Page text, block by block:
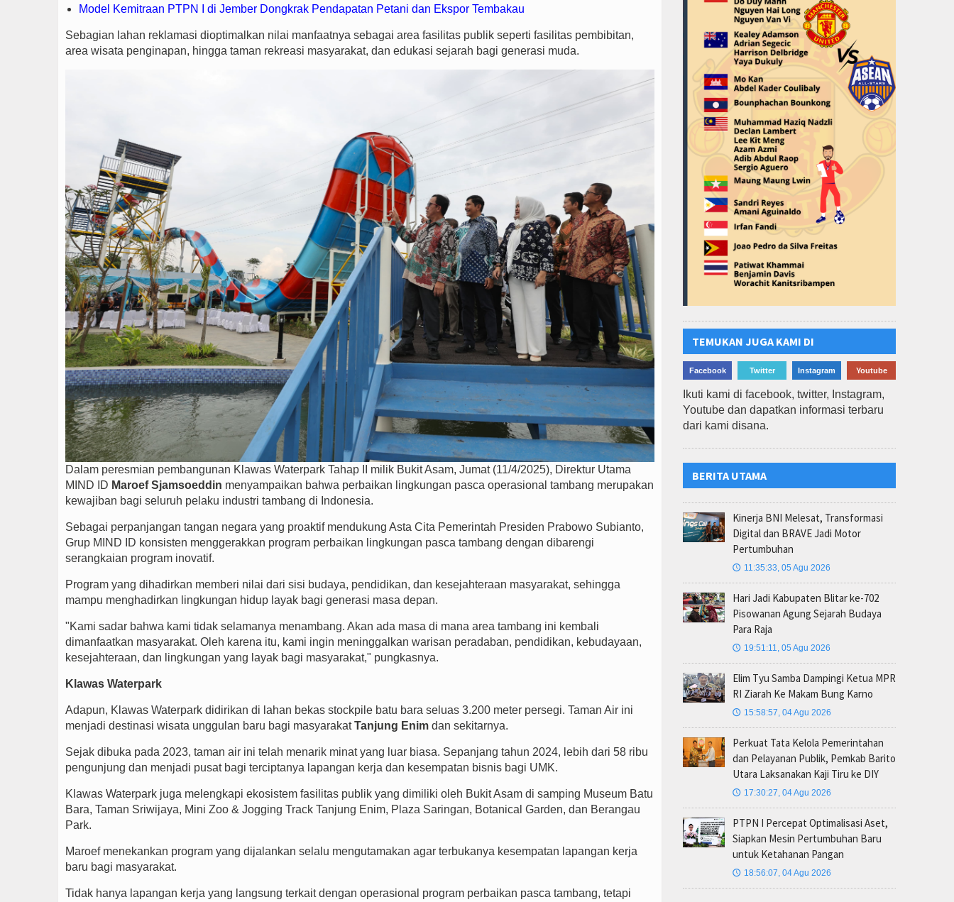
Model Kemitraan PTPN I di Jember Dongkrak Pendapatan Petani dan Ekspor Tembakau
Sebagian lahan reklamasi dioptimalkan nilai manfaatnya sebagai area fasilitas publik seperti fasilitas pembibitan,
area wisata penginapan, hingga taman rekreasi masyarakat, dan edukasi sejarah bagi generasi muda.
Dalam peresmian pembangunan Klawas Waterpark Tahap II milik Bukit Asam, Jumat (11/4/2025), Direktur Utama
MIND ID Maroef Sjamsoeddin menyampaikan bahwa perbaikan lingkungan pasca operasional tambang merupakan
kewajiban bagi seluruh pelaku industri tambang di Indonesia.
Sebagai perpanjangan tangan negara yang proaktif mendukung Asta Cita Pemerintah Presiden Prabowo Subianto,
Grup MIND ID konsisten menggerakkan program perbaikan lingkungan pasca tambang dengan dibarengi
serangkaian program inovatif.
Program yang dihadirkan memberi nilai dari sisi budaya, pendidikan, dan kesejahteraan masyarakat, sehingga
mampu menghadirkan lingkungan hidup layak bagi generasi masa depan.
"Kami sadar bahwa kami tidak selamanya menambang. Akan ada masa di mana area tambang ini kembali
dimanfaatkan masyarakat. Oleh karena itu, kami ingin meninggalkan warisan peradaban, pendidikan, kebudayaan,
kesejahteraan, dan lingkungan yang layak bagi masyarakat," pungkasnya.
Klawas Waterpark
Adapun, Klawas Waterpark didirikan di lahan bekas stockpile batu bara seluas 3.200 meter persegi. Taman Air ini
menjadi destinasi wisata unggulan baru bagi masyarakatTanjung Enim dan sekitarnya.
Sejak dibuka pada 2023, taman air ini telah menarik minat yang luar biasa. Sepanjang tahun 2024, lebih dari 58 ribu
pengunjung dan menjadi pusat bagi terciptanya lapangan kerja dan kesempatan bisnis bagi UMK.
Klawas Waterpark juga melengkapi ekosistem fasilitas publik yang dimiliki oleh Bukit Asam di samping Museum Batu
Bara, Taman Sriwijaya, Mini Zoo & Jogging Track Tanjung Enim, Plaza Saringan, Botanical Garden, dan Berangau
Park.
Maroef menekankan program yang dijalankan selalu mengutamakan agar terbukanya kesempatan lapangan kerja
baru bagi masyarakat.
Tidak hanya lapangan kerja yang langsung terkait dengan operasional program perbaikan pasca tambang, tetapi
TEMUKAN JUGA KAMI DI
Facebook Twitter Instagram Youtube
Ikuti kami di facebook, twitter, Instagram,
Youtube dan dapatkan informasi terbaru
dari kami disana.
BERITA UTAMA
Kinerja BNI Melesat, Transformasi
Digital dan BRAVE Jadi Motor
Pertumbuhan
🕔 11:35:33, 05 Agu 2026
Hari Jadi Kabupaten Blitar ke-702
Pisowanan Agung Sejarah Budaya
Para Raja
🕔 19:51:11, 05 Agu 2026
Elim Tyu Samba Dampingi Ketua MPR
RI Ziarah Ke Makam Bung Karno
🕔 15:58:57, 04 Agu 2026
Perkuat Tata Kelola Pemerintahan
dan Pelayanan Publik, Pemkab Barito
Utara Laksanakan Kaji Tiru ke DIY
🕔 17:30:27, 04 Agu 2026
PTPN I Percepat Optimalisasi Aset,
Siapkan Mesin Pertumbuhan Baru
untuk Ketahanan Pangan
🕔 18:56:07, 04 Agu 2026